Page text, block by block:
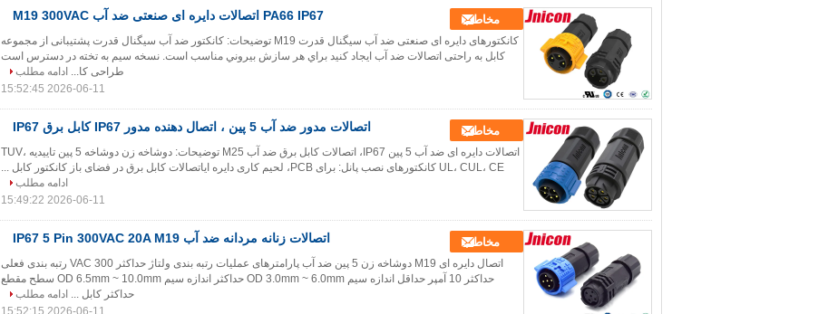
PA66 IP67 اتصالات دایره ای صنعتی ضد آب M19 300VAC مخاطب
کانکتورهای دایره ای صنعتی ضد آب سیگنال قدرت M19 توضیحات: کانکتور ضد آب سیگنال قدرت پشتیبانی از مجموعه
کابل به راحتی اتصالات ضد آب ایجاد کنید براي هر سازش بيروني مناسب است. نسخه سیم به تخته در دسترس است
طراحی کا... ادامه مطلب
2026-06-11 15:52:45
اتصالات مدور ضد آب 5 پین ، اتصال دهنده مدور IP67 کابل برق IP67 مخاطب
اتصالات دایره ای ضد آب 5 پین IP67، اتصالات کابل برق ضد آب M25 توضیحات: دوشاخه زن دوشاخه 5 پین تاییدیه TUV،
UL، CUL، CE کانکتورهای نصب پانل: برای PCB، لحیم کاری دایره ایاتصالات کابل برق در فضای باز کانکتور کابل ...
ادامه مطلب
2026-06-11 15:49:22
اتصالات زنانه مردانه ضد آب IP67 5 Pin 300VAC 20A M19 مخاطب
اتصال دایره ای M19 دوشاخه زن 5 پین ضد آب پارامترهای عملیات رتبه بندی ولتاژ حداکثر 300 VAC رتبه بندی فعلی
حداکثر 10 آمپر حداقل اندازه سیم OD 3.0mm ~ 6.0mm حداکثر اندازه سیم OD 6.5mm ~ 10.0mm سطح مقطع
حداکثر کابل ... ادامه مطلب
2026-06-11 15:52:15